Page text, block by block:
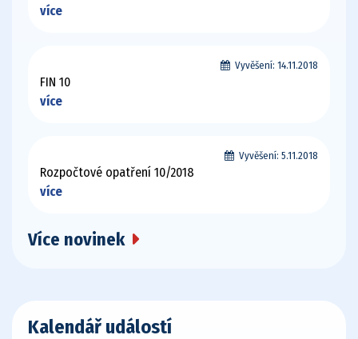
více
Vyvěšení: 14.11.2018
FIN 10
více
Vyvěšení: 5.11.2018
Rozpočtové opatření 10/2018
více
Více novinek
Kalendář událostí